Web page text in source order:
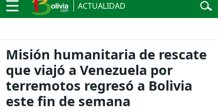
ACTUALIDAD
Misión humanitaria de rescate
que viajó a Venezuela por
terremotos regresó a Bolivia
este fin de semana